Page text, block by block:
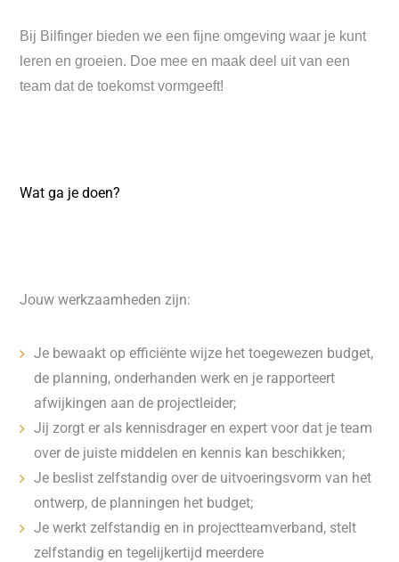
Bij Bilfinger bieden we een fijne omgeving waar je kunt
leren en groeien. Doe mee en maak deel uit van een
team dat de toekomst vormgeeft!
Wat ga je doen?
Jouw werkzaamheden zijn:
Je bewaakt op efficiënte wijze het toegewezen budget,
de planning, onderhanden werk en je rapporteert
afwijkingen aan de projectleider;
Jij zorgt er als kennisdrager en expert voor dat je team
over de juiste middelen en kennis kan beschikken;
Je beslist zelfstandig over de uitvoeringsvorm van het
ontwerp, de planningen het budget;
Je werkt zelfstandig en in projectteamverband, stelt
zelfstandig en tegelijkertijd meerdere